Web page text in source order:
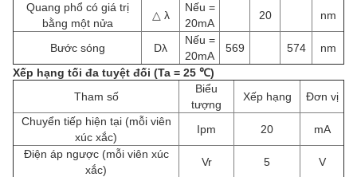
Quang phổ có giá trị
bằng một nửa
△ λ
Nếu =
20mA
20 nm
Bước sóng Dλ
Nếu =
20mA
569 574
nm
Xếp hạng tối đa tuyệt đối (Ta = 25 ℃)
Tham số
Biểu
tượng
Xếp hạng
Đơn vị
Chuyển tiếp hiện tại (mỗi viên
xúc xắc)
Ipm 20
mA
Điện áp ngược (mỗi viên xúc
xắc)
Vr 5
V